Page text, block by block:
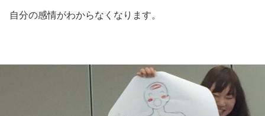
自分の感情がわからなくなります。